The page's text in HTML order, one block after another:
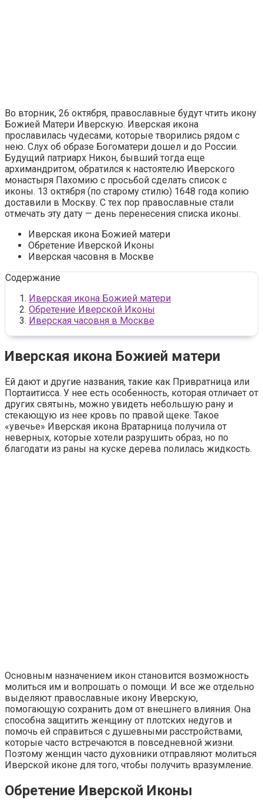
Во вторник, 26 октября, православные будут чтить икону
Божией Матери Иверскую. Иверская икона
прославилась чудесами, которые творились рядом с
нею. Слух об образе Богоматери дошел и до России.
Будущий патриарх Никон, бывший тогда еще
архимандритом, обратился к настоятелю Иверского
монастыря Пахомию с просьбой сделать список с
иконы. 13 октября (по старому стилю) 1648 года копию
доставили в Москву. С тех пор православные стали
отмечать эту дату — день перенесения списка иконы.
Иверская икона Божией матери
Обретение Иверской Иконы
Иверская часовня в Москве
Содержание
Иверская икона Божией матери
Обретение Иверской Иконы
Иверская часовня в Москве
Иверская икона Божией матери
Ей дают и другие названия, такие как Привратница или
Портаитисса. У нее есть особенность, которая отличает от
других святынь, можно увидеть небольшую рану и
стекающую из нее кровь по правой щеке. Такое
«увечье» Иверская икона Вратарница получила от
неверных, которые хотели разрушить образ, но по
благодати из раны на куске дерева полилась жидкость.
Основным назначением икон становится возможность
молиться им и вопрошать о помощи. И все же отдельно
выделяют православные икону Иверскую,
помогающую сохранить дом от внешнего влияния. Она
способна защитить женщину от плотских недугов и
помочь ей справиться с душевными расстройствами,
которые часто встречаются в повседневной жизни.
Поэтому женщин часто духовники отправляют молиться
Иверской иконе для того, чтобы получить вразумление.
Обретение Иверской Иконы